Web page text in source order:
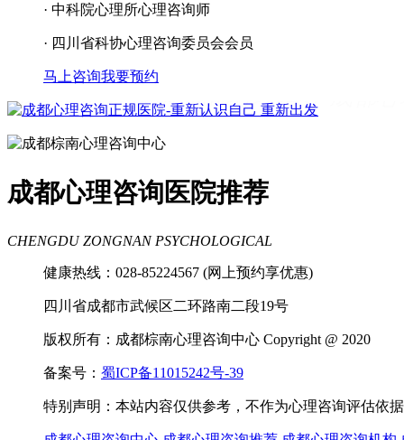
· 中科院心理所心理咨询师
· 四川省科协心理咨询委员会会员
马上咨询我要预约
成都看心理疾病 成都心理辅导
理咨询医院 成都青少年心理咨询机构
成都心理咨询医院推荐
CHENGDU ZONGNAN PSYCHOLOGICAL
健康热线：028-85224567 (网上预约享优惠)
四川省成都市武候区二环路南二段19号
版权所有：成都棕南心理咨询中心 Copyright @ 2020
备案号： 蜀ICP备11015242号-39
特别声明：本站内容仅供参考，不作为心理咨询评估依据